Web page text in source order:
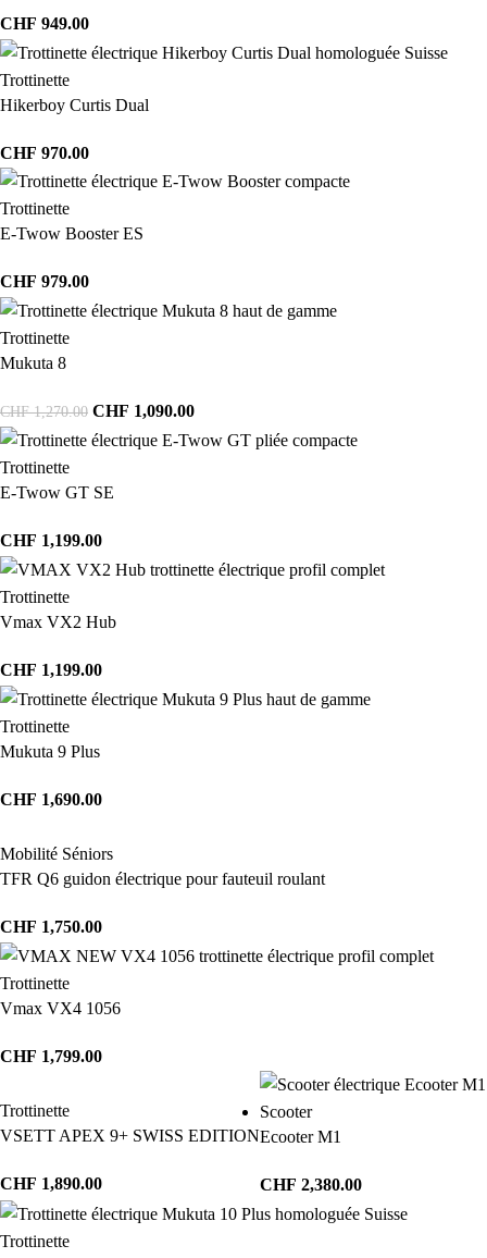
CHF 949.00
Trottinette
Hikerboy Curtis Dual
CHF 970.00
Trottinette
E-Twow Booster ES
CHF 979.00
Trottinette
Mukuta 8
CHF1,270.00 CHF 1,090.00
Trottinette
E-Twow GT SE
CHF 1,199.00
Trottinette
Vmax VX2 Hub
CHF 1,199.00
Trottinette
Mukuta 9 Plus
CHF 1,690.00
Mobilité Séniors
TFR Q6 guidon électrique pour fauteuil roulant
CHF 1,750.00
Trottinette
Vmax VX4 1056
CHF 1,799.00
Trottinette
VSETT APEX 9+ SWISS EDITION
CHF 1,890.00
Scooter
Ecooter M1
CHF 2,380.00
Trottinette